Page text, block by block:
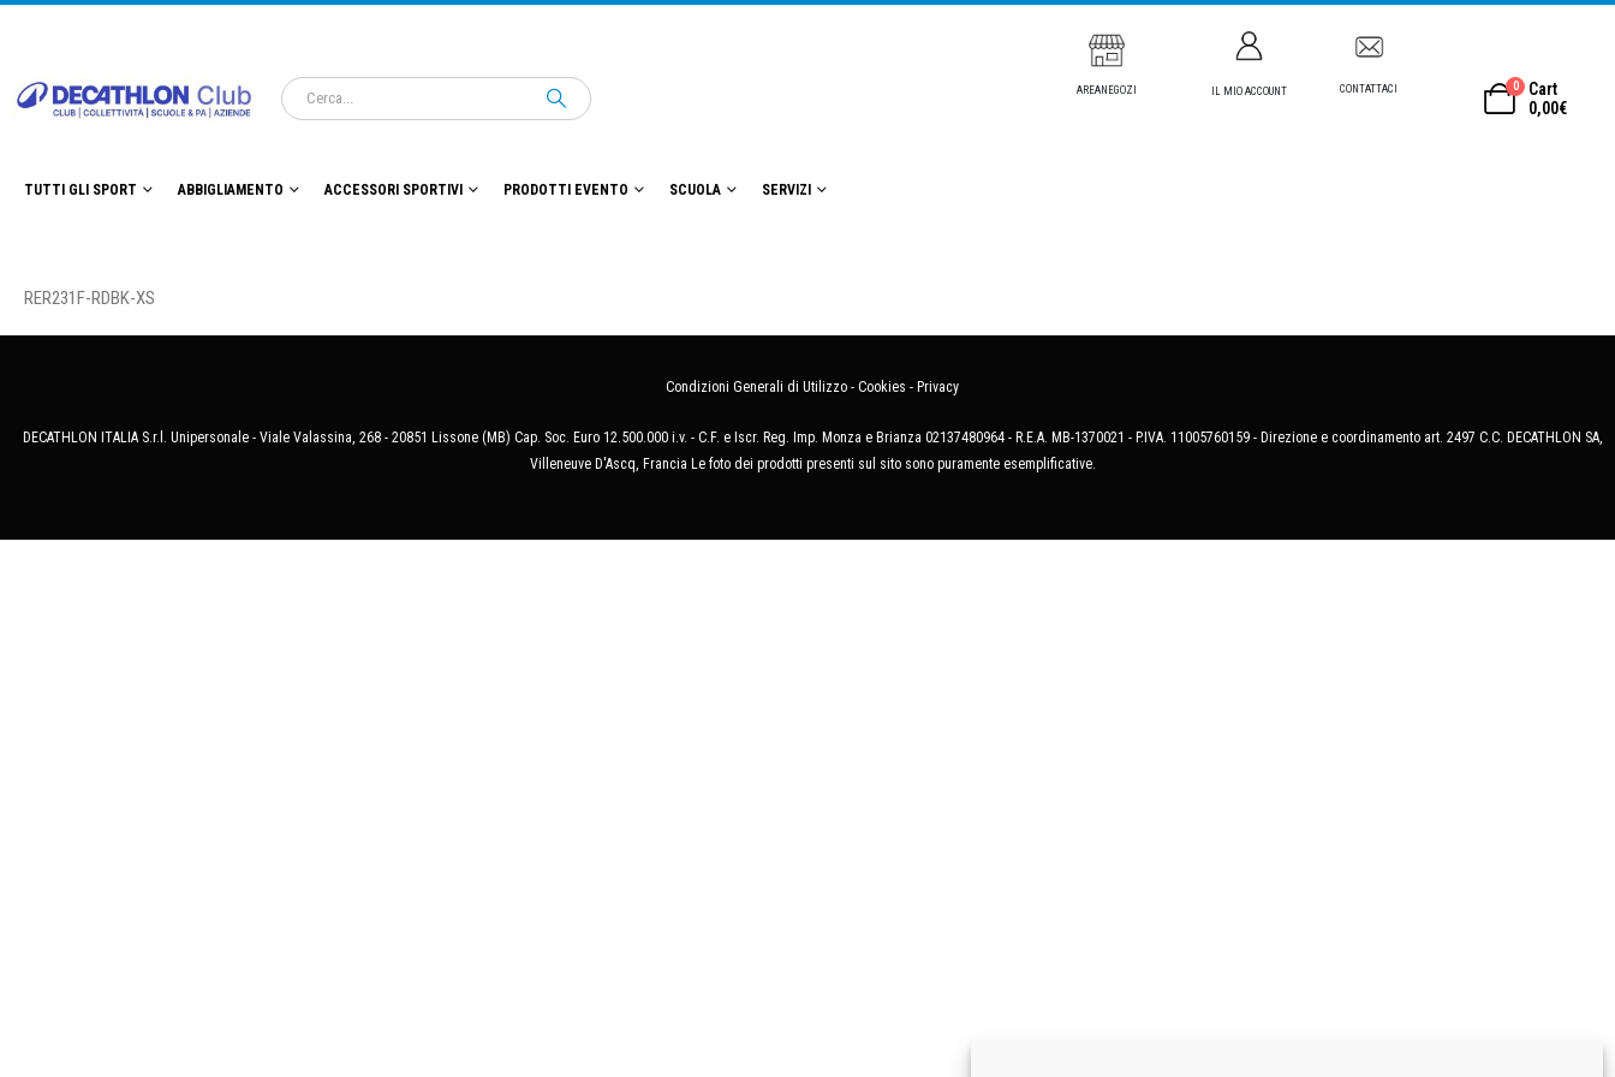
AREANEGOZI IL MIO ACCOUNT CONTATTACI 0
Cart
0,00€
TUTTI GLI SPORT ABBIGLIAMENTO ACCESSORI SPORTIVI PRODOTTI EVENTO SCUOLA SERVIZI
RER231F-RDBK-XS
Condizioni Generali di Utilizzo - Cookies - Privacy
DECATHLON ITALIA S.r.l. Unipersonale - Viale Valassina, 268 - 20851 Lissone (MB) Cap. Soc. Euro 12.500.000 i.v. - C.F. e Iscr. Reg. Imp. Monza e Brianza 02137480964 - R.E.A. MB-1370021 - P.IVA. 11005760159 - Direzione e coordinamento art. 2497 C.C. DECATHLON SA,
Villeneuve D'Ascq, Francia Le foto dei prodotti presenti sul sito sono puramente esemplificative.